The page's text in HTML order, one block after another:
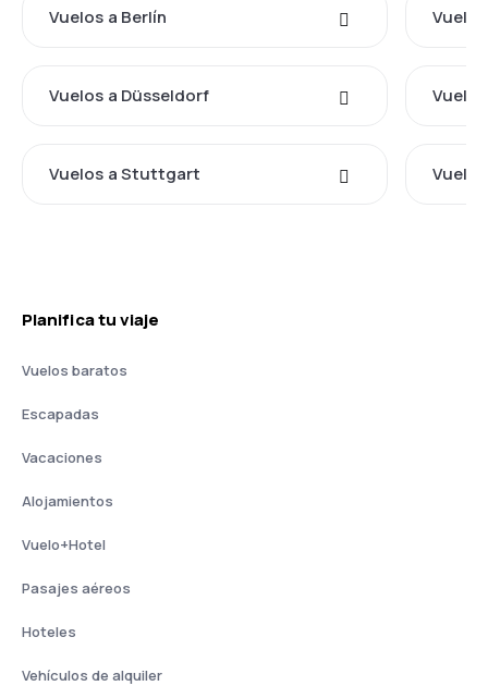
Vuelos a Berlín
Vuelos a Düsseldorf
Vuelos a Stuttgart
Planifica tu viaje
Vuelos baratos
Escapadas
Vacaciones
Alojamientos
Vuelo+Hotel
Pasajes aéreos
Hoteles
Vehículos de alquiler